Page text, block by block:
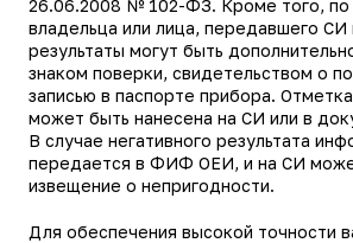
26.06.2008 № 102-ФЗ. Кроме того, по
владельца или лица, передавшего СИ
результаты могут быть
знаком поверки, свидетельством о
записью в паспорте прибора.
может быть нанесена на СИ или в
В случае негативного результата
передается в ФИФ ОЕИ, и на СИ
извещение о непригодности.
Для обеспечения высокой точности